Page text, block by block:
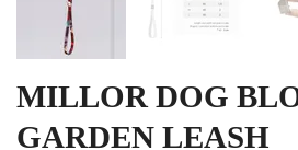
MILLOR DOG
GARDEN LEASH